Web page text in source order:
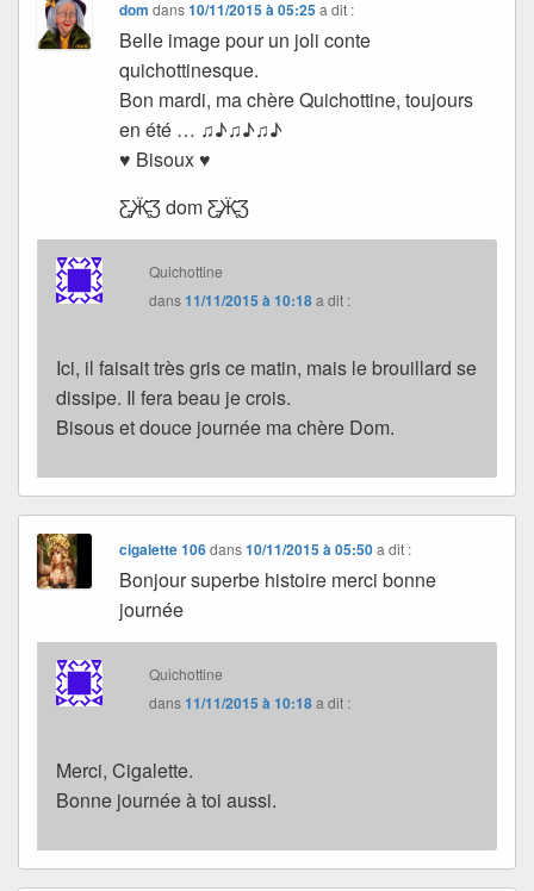
dom dans10/11/2015 à 05:25 a dit :
Belle image pour un joli conte
quichottinesque.
Bon mardi, ma chère Quichottine, toujours
en été … ♫♪♫♪♫♪
♥ Bisoux ♥
Ƹ̵̡Ӝ̵̨̄Ʒ dom Ƹ̵̡Ӝ̵̨̄Ʒ
Quichottine
dans11/11/2015 à 10:18a dit :
Ici, il faisait très gris ce matin, mais le brouillard se
dissipe. Il fera beau je crois.
Bisous et douce journée ma chère Dom.
cigalette 106dans10/11/2015 à 05:50 a dit :
Bonjour superbe histoire merci bonne
journée
Quichottine
dans11/11/2015 à 10:18a dit :
Merci, Cigalette.
Bonne journée à toi aussi.